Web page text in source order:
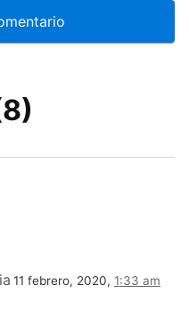
11 febrero, 2020, 1:33 am